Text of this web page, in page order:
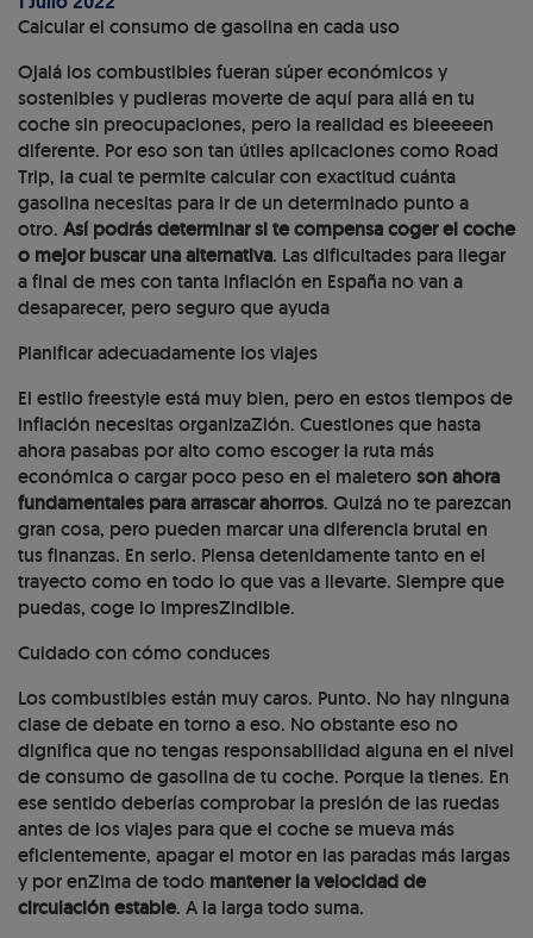
Calcular el consumo de gasolina en cada uso
Ojalá los combustibles fueran súper económicos y
sostenibles y pudieras moverte de aquí para allá en tu
coche sin preocupaciones, pero la realidad es bieeeeen
diferente. Por eso son tan útiles aplicaciones como Road
Trip, la cual te permite calcular con exactitud cuánta
gasolina necesitas para ir de un determinado punto a
otro. Así podrás determinar si te compensa coger el coche
o mejor buscar una alternativa. Las dificultades para llegar
a final de mes con tanta inflación en España no van a
desaparecer, pero seguro que ayuda
Planificar adecuadamente los viajes
El estilo freestyle está muy bien, pero en estos tiempos de
inflación necesitas organizaZión. Cuestiones que hasta
ahora pasabas por alto como escoger la ruta más
económica o cargar poco peso en el maleteroson ahora
fundamentales para arrascar ahorros. Quizá no te parezcan
gran cosa, pero pueden marcar una diferencia brutal en
tus finanzas. En serio. Piensa detenidamente tanto en el
trayecto como en todo lo que vas a llevarte. Siempre que
puedas, coge lo impresZindible.
Cuidado con cómo conduces
Los combustibles están muy caros. Punto. No hay ninguna
clase de debate en torno a eso. No obstante eso no
dignifica que no tengas responsabilidad alguna en el nivel
de consumo de gasolina de tu coche. Porque la tienes. En
ese sentido deberías comprobar la presión de las ruedas
antes de los viajes para que el coche se mueva más
eficientemente, apagar el motor en las paradas más largas
y por enZima de todo mantener la velocidad de
circulación estable. A la larga todo suma.